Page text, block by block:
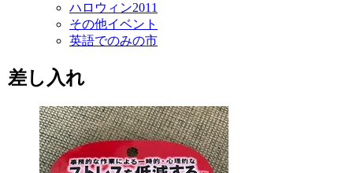
ハロウィン2011
その他イベント
英語でのみの市
差し入れ